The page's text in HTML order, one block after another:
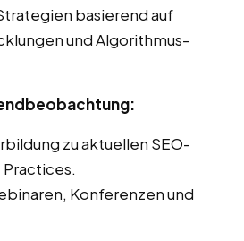
basierend auf
und Algorithmus-
zu aktuellen SEO-
Practices.
Konferenzen und